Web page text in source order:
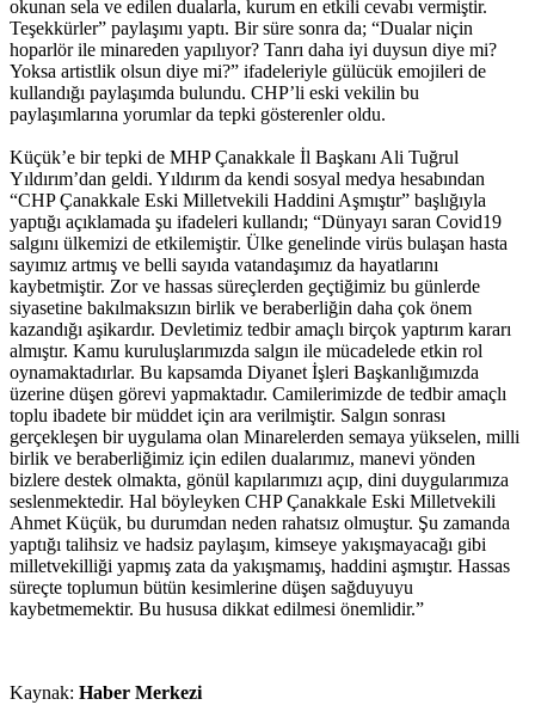
okunan sela ve edilen dualarla, kurum en etkili cevabı vermiştir.
Teşekkürler” paylaşımı yaptı. Bir süre sonra da; “Dualar niçin
hoparlör ile minareden yapılıyor? Tanrı daha iyi duysun diye mi?
Yoksa artistlik olsun diye mi?” ifadeleriyle gülücük emojileri de
kullandığı paylaşımda bulundu. CHP’li eski vekilin bu
paylaşımlarına yorumlar da tepki gösterenler oldu.
Küçük’e bir tepki de MHP Çanakkale İl Başkanı Ali Tuğrul
Yıldırım’dan geldi. Yıldırım da kendi sosyal medya hesabından
“CHP Çanakkale Eski Milletvekili Haddini Aşmıştır” başlığıyla
yaptığı açıklamada şu ifadeleri kullandı; “Dünyayı saran Covid19
salgını ülkemizi de etkilemiştir. Ülke genelinde virüs bulaşan hasta
sayımız artmış ve belli sayıda vatandaşımız da hayatlarını
kaybetmiştir. Zor ve hassas süreçlerden geçtiğimiz bu günlerde
siyasetine bakılmaksızın birlik ve beraberliğin daha çok önem
kazandığı aşikardır. Devletimiz tedbir amaçlı birçok yaptırım kararı
almıştır. Kamu kuruluşlarımızda salgın ile mücadelede etkin rol
oynamaktadırlar. Bu kapsamda Diyanet İşleri Başkanlığımızda
üzerine düşen görevi yapmaktadır. Camilerimizde de tedbir amaçlı
toplu ibadete bir müddet için ara verilmiştir. Salgın sonrası
gerçekleşen bir uygulama olan Minarelerden semaya yükselen, milli
birlik ve beraberliğimiz için edilen dualarımız, manevi yönden
bizlere destek olmakta, gönül kapılarımızı açıp, dini duygularımıza
seslenmektedir. Hal böyleyken CHP Çanakkale Eski Milletvekili
Ahmet Küçük, bu durumdan neden rahatsız olmuştur. Şu zamanda
yaptığı talihsiz ve hadsiz paylaşım, kimseye yakışmayacağı gibi
milletvekilliği yapmış zata da yakışmamış, haddini aşmıştır. Hassas
süreçte toplumun bütün kesimlerine düşen sağduyuyu
kaybetmemektir. Bu hususa dikkat edilmesi önemlidir.”
Kaynak: Haber Merkezi